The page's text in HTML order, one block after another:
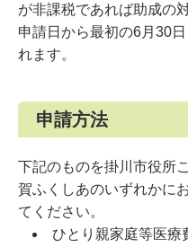
が非課税であれば助成の
申請日から最初の6月30
れます。
申請方法
下記のものを掛川市役所
賀ふくしあのいずれかに
てください。
ひとり親家庭等医療